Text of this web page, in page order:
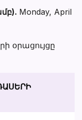
Monday, April